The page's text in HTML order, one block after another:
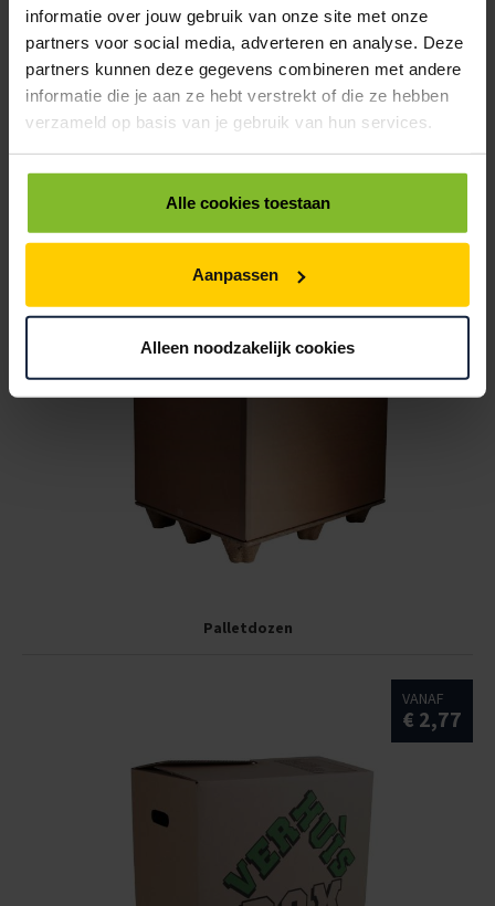
informatie over jouw gebruik van onze site met onze
partners voor social media, adverteren en analyse. Deze
partners kunnen deze gegevens combineren met andere
informatie die je aan ze hebt verstrekt of die ze hebben
verzameld op basis van je gebruik van hun services.
Alle cookies toestaan
Aanpassen
Alleen noodzakelijk cookies
Boekverpakkingen
Palletdozen
€ 9,71
VANAF
€ 2,77